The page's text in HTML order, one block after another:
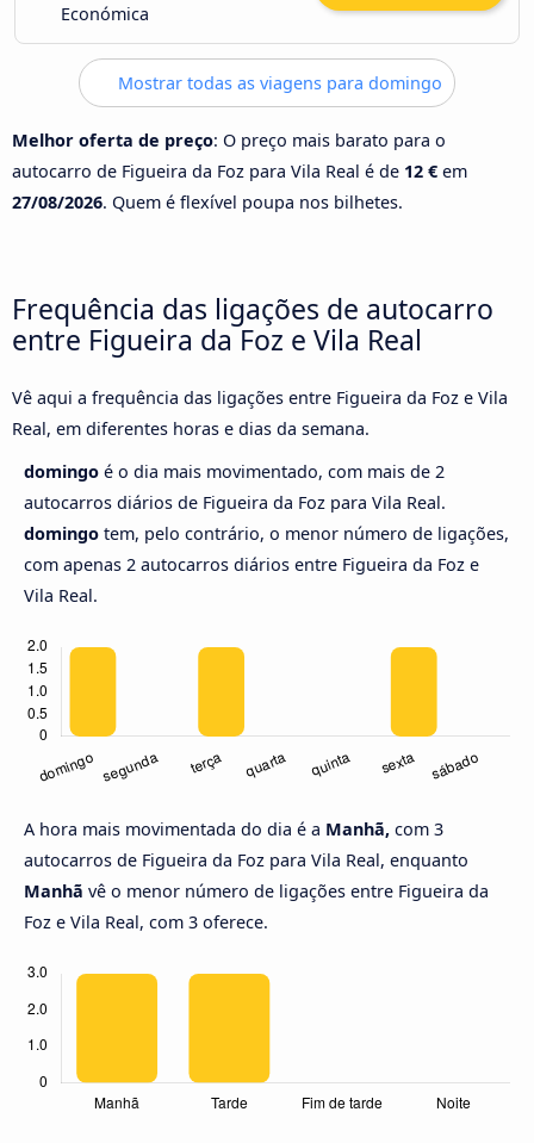
Económica
Mostrar todas as viagens para domingo
Melhor oferta de preço: O preço mais barato para o
autocarro de Figueira da Foz para Vila Real é de 12 € em
27/08/2026. Quem é flexível poupa nos bilhetes.
Frequência das ligações de autocarro
entre Figueira da Foz e Vila Real
Vê aqui a frequência das ligações entre Figueira da Foz e Vila
Real, em diferentes horas e dias da semana.
domingo é o dia mais movimentado, com mais de 2
autocarros diários de Figueira da Foz para Vila Real.
domingo tem, pelo contrário, o menor número de ligações,
com apenas 2 autocarros diários entre Figueira da Foz e
Vila Real.
A hora mais movimentada do dia é a Manhã, com 3
autocarros de Figueira da Foz para Vila Real, enquanto
Manhã vê o menor número de ligações entre Figueira da
Foz e Vila Real, com 3 oferece.